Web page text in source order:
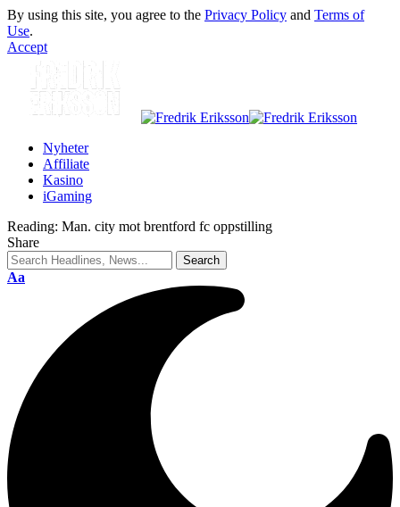
By using this site, you agree to the Privacy Policy and Terms of
Use.
Accept
Nyheter
Affiliate
Kasino
iGaming
Reading: Man. city mot brentford fc oppstilling
Share
Aa